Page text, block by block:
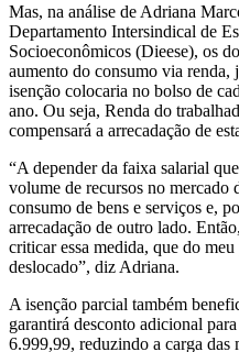
Mas, na análise de Adriana
Departamento Intersindical de
Socioeconômicos (Dieese), os
aumento do consumo via renda,
isenção colocaria no bolso de
ano. Ou seja, Renda do
compensará a arrecadação de
“A depender da faixa salarial
volume de recursos no mercado
consumo de bens e serviços e,
arrecadação de outro lado.
criticar essa medida, que do
deslocado”, diz Adriana.
A isenção parcial também
garantirá desconto adicional
6.999,99, reduzindo a carga das